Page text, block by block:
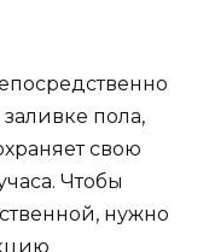
пола,
свою
Чтобы
нужно